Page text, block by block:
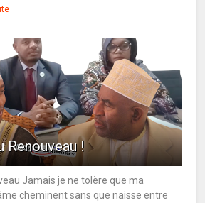
Renouveau !
Jamais je ne tolère que ma
cheminent sans que naisse entre